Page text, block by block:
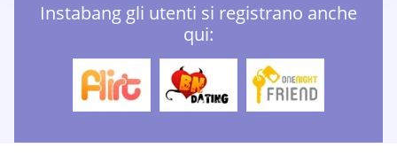
Instabang gli utenti si registrano anche
qui: